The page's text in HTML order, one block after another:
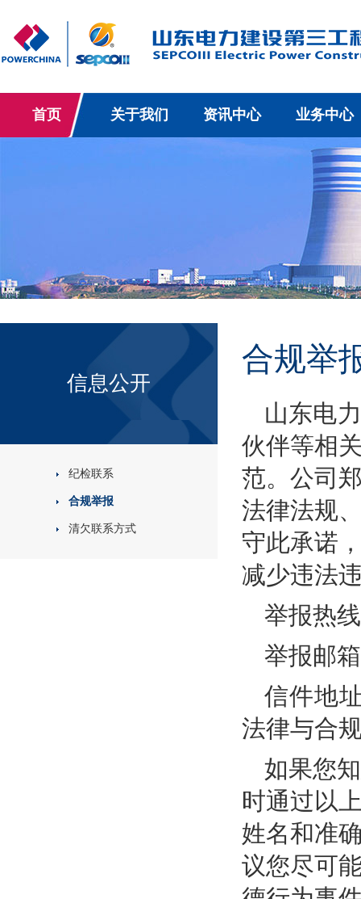
首页 关于我们 资讯中心 业务中心
信息公开
纪检联系
合规举报
清欠联系方式
合规举
山东电
伙伴等相
范。公司
法律法规
守此承诺
减少违法
举报热
举报邮箱
信件地
法律与合
如果您
时通过以
姓名和准
议您尽可